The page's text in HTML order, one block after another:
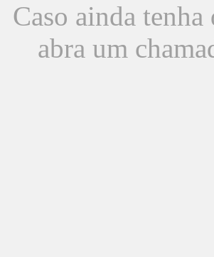
Caso ainda
abra um